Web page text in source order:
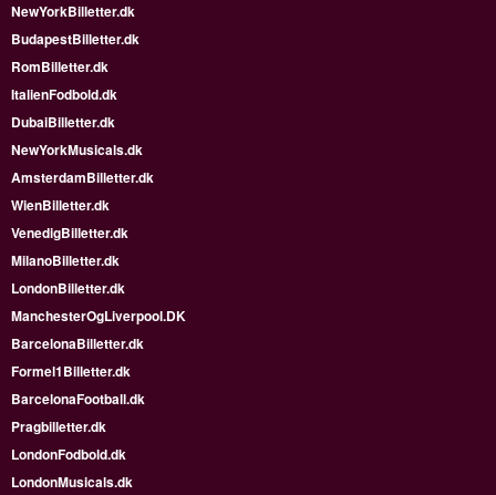
NewYorkBilletter.dk
BudapestBilletter.dk
RomBilletter.dk
ItalienFodbold.dk
DubaiBilletter.dk
NewYorkMusicals.dk
AmsterdamBilletter.dk
WienBilletter.dk
VenedigBilletter.dk
MilanoBilletter.dk
LondonBilletter.dk
ManchesterOgLiverpool.DK
BarcelonaBilletter.dk
Formel1Billetter.dk
BarcelonaFootball.dk
Pragbilletter.dk
LondonFodbold.dk
LondonMusicals.dk